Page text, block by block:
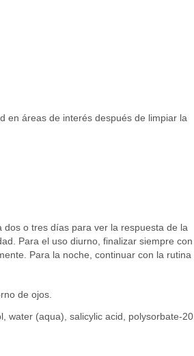
en áreas de interés después de limpiar la
o tres días para ver la respuesta de la
Para el uso diurno, finalizar siempre con
Para la noche, continuar con la rutina
de ojos.
water (aqua), salicylic acid, polysorbate-20,